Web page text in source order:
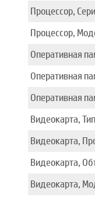
Процессор,
Процессор,
Оперативная
Оперативная
Оперативная
Видеокарта, Тип
Видеокарта,
Видеокарта,
Видеокарта,